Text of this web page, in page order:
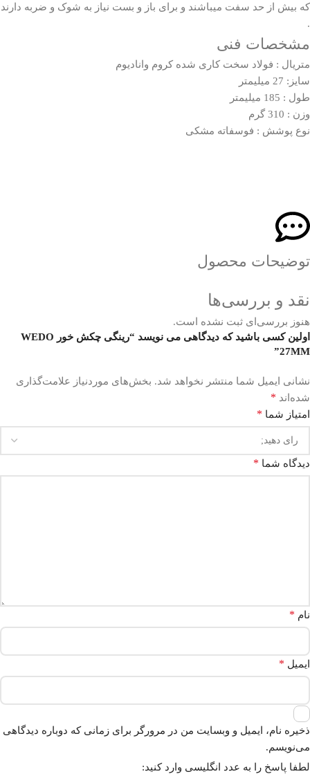
که بیش از حد سفت میباشند و برای باز و بست نیاز به شوک و ضربه دارند
.
مشخصات فنی
متریال : فولاد سخت کاری شده کروم وانادیوم
سایز: 27 میلیمتر
طول : 185 میلیمتر
وزن : 310 گرم
نوع پوشش : فوسفاته مشکی
توضیحات محصول
نقد و بررسی‌ها
هنوز بررسی‌ای ثبت نشده است.
اولین کسی باشید که دیدگاهی می نویسد “رینگی چکش خور WEDO
27MM”
نشانی ایمیل شما منتشر نخواهد شد. بخش‌های موردنیاز علامت‌گذاری
شده‌اند *
امتیاز شما *
دیدگاه شما *
نام *
ایمیل *
ذخیره نام، ایمیل و وبسایت من در مرورگر برای زمانی که دوباره دیدگاهی
می‌نویسم.
لطفا پاسخ را به عدد انگلیسی وارد کنید: